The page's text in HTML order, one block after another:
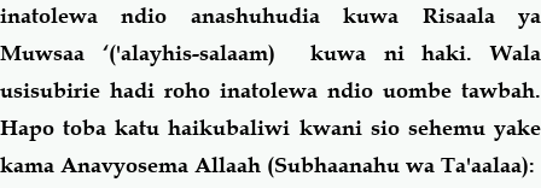
inatolewa ndio anashuhudia kuwa Risaala ya
Muwsaa ‘('alayhis-salaam) kuwa ni haki. Wala
usisubirie hadi roho inatolewa ndio uombe tawbah.
Hapo toba katu haikubaliwi kwani sio sehemu yake
kama Anavyosema Allaah (Subhaanahu wa Ta'aalaa):